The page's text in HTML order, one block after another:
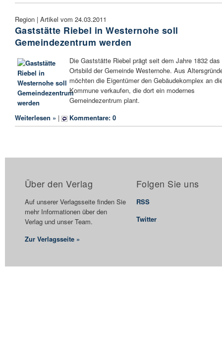
Region | Artikel vom 24.03.2011
Gaststätte Riebel in Westernohe soll
Gemeindezentrum werden
Die Gaststätte Riebel prägt seit dem Jahre 1832 das
Ortsbild der Gemeinde Westernohe. Aus
möchten die Eigentümer den Gebäudekomplex an
Kommune verkaufen, die dort ein modernes
Gemeindezentrum plant.
Weiterlesen » | Kommentare: 0
Über den Verlag
Auf unserer Verlagsseite finden Sie
mehr Informationen über den
Verlag und unser Team.
Zur Verlagsseite »
Folgen Sie uns
RSS
Twitter